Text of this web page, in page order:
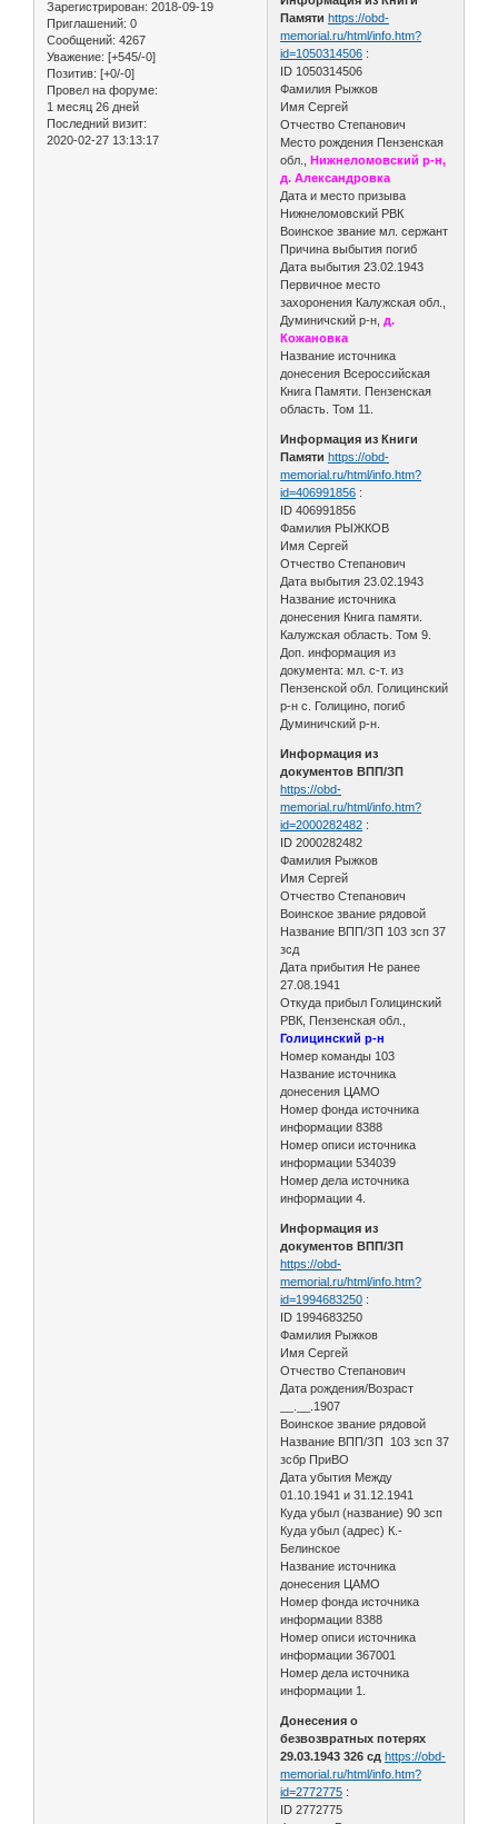
Зарегистрирован: 2018-09-19
Приглашений: 0
Сообщений: 4267
Уважение: [+545/-0]
Позитив: [+0/-0]
Провел на форуме:
1 месяц 26 дней
Последний визит:
2020-02-27 13:13:17
Памяти https://obd-
memorial.ru/html/info.htm?
id=1050314506 :
ID 1050314506
Фамилия Рыжков
Имя Сергей
Отчество Степанович
Место рождения Пензенская
обл.,Нижнеломовский р-н,
д. Александровка
Дата и место призыва
Нижнеломовский РВК
Воинское звание мл. сержант
Причина выбытия погиб
Дата выбытия 23.02.1943
Первичное место
захоронения Калужская обл.,
Думиничский р-н, д.
Кожановка
Название источника
донесения Всероссийская
Книга Памяти. Пензенская
область. Том 11.
Информация из Книги
Памяти https://obd-
memorial.ru/html/info.htm?
id=406991856 :
ID 406991856
Фамилия РЫЖКОВ
Имя Сергей
Отчество Степанович
Дата выбытия 23.02.1943
Название источника
донесения Книга памяти.
Калужская область. Том 9.
Доп. информация из
документа: мл. с-т. из
Пензенской обл. Голицинский
р-н с. Голицино, погиб
Думиничский р-н.
Информация из
документов ВПП/ЗП
https://obd-
memorial.ru/html/info.htm?
id=2000282482 :
ID 2000282482
Фамилия Рыжков
Имя Сергей
Отчество Степанович
Воинское звание рядовой
Название ВПП/ЗП 103 зсп 37
зсд
Дата прибытия Не ранее
27.08.1941
Откуда прибыл Голицинский
РВК, Пензенская обл.,
Голицинский р-н
Номер команды 103
Название источника
донесения ЦАМО
Номер фонда источника
информации 8388
Номер описи источника
информации 534039
Номер дела источника
информации 4.
Информация из
документов ВПП/ЗП
https://obd-
memorial.ru/html/info.htm?
id=1994683250 :
ID 1994683250
Фамилия Рыжков
Имя Сергей
Отчество Степанович
Дата рождения/Возраст
__.__.1907
Воинское звание рядовой
Название ВПП/ЗП 103 зсп 37
зсбр ПриВО
Дата убытия Между
01.10.1941 и 31.12.1941
Куда убыл (название) 90 зсп
Куда убыл (адрес) К.-
Белинское
Название источника
донесения ЦАМО
Номер фонда источника
информации 8388
Номер описи источника
информации 367001
Номер дела источника
информации 1.
Донесения о
безвозвратных потерях
29.03.1943 326 сд https://obd-
memorial.ru/html/info.htm?
id=2772775 :
ID 2772775